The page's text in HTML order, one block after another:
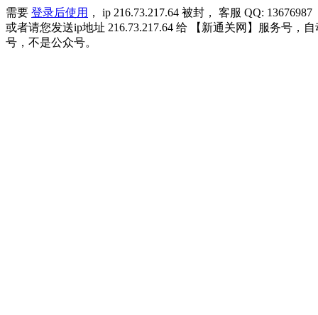
需要 登录后使用 ， ip 216.73.217.64 被封， 客服 QQ: 13676987
或者请您发送ip地址 216.73.217.64 给 【新通关网】服务号，
号，不是公众号。